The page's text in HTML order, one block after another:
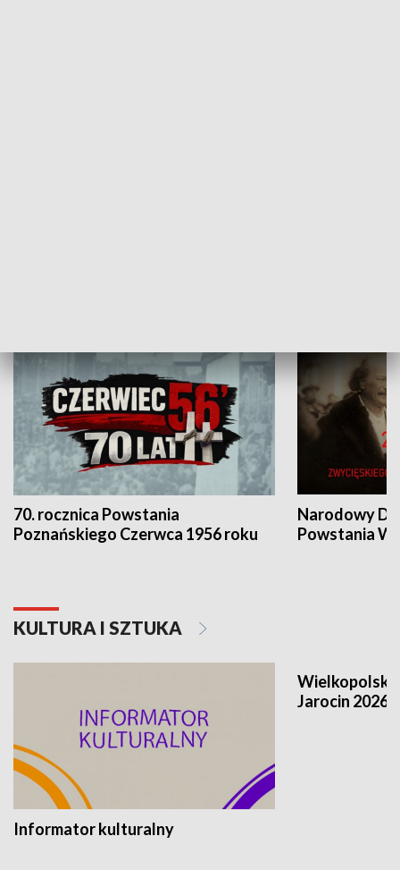
70. rocznica Powstania
Poznańskiego Czerwca 1956 roku
Narodowy
Powstania
KULTURA I SZTUKA
Informator kulturalny
Jarocin 2026